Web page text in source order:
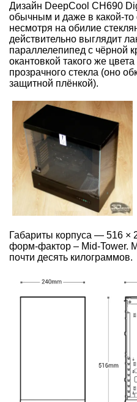
Дизайн DeepCool CH690
обычным и даже в какой-
несмотря на обилие
действительно выглядит
параллелепипед с чёрной
окантовкой такого же
прозрачного стекла (оно
защитной плёнкой).
Габариты корпуса — 516
форм-фактор – Mid-Tower.
почти десять килограммов.